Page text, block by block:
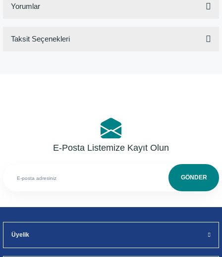
Yorumlar
Taksit Seçenekleri
E-Posta Listemize Kayıt Olun
GÖNDER
Üyelik